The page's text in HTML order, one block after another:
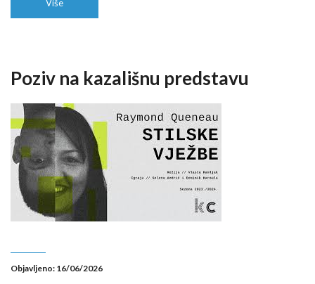
Više
Poziv na kazališnu predstavu
Objavljeno: 16/06/2026